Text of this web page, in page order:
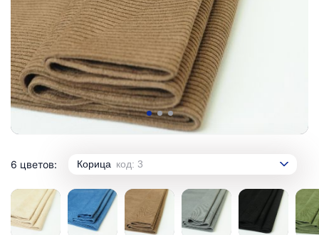
6 цветов: Корица код: 3